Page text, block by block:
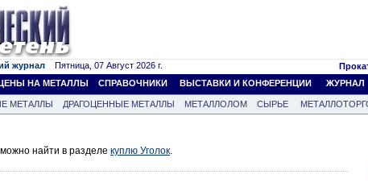
журнал Пятница, 07 Август 2026 г.
НА МЕТАЛЛЫ СПРАВОЧНИКИ ВЫСТАВКИ И КОНФЕРЕНЦИИ ЖУРНАЛ
МЕТАЛЛЫ ДРАГОЦЕННЫЕ МЕТАЛЛЫ МЕТАЛЛОЛОМ СЫРЬЕ
найти в разделе куплю Уголок.